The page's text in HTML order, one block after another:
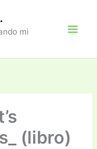
mi
(libro)